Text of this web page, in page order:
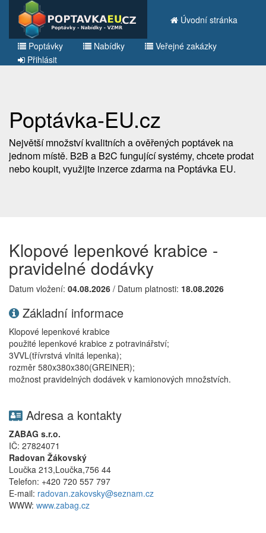
Úvodní stránka
Poptávky Nabídky
Veřejné zakázky
Přihlásit
Poptávka-EU.cz
Největší množství kvalitních a ověřených poptávek na
jednom místě. B2B a B2C fungující systémy, chcete prodat
nebo koupit, využijte inzerce zdarma na Poptávka EU.
Klopové lepenkové krabice -
pravidelné dodávky
Datum vložení: 04.08.2026 / Datum platnosti: 18.08.2026
Základní informace
Klopové lepenkové krabice
použité lepenkové krabice z potravinářství;
3VVL(třívrstvá vlnitá lepenka);
rozměr 580x380x380(GREINER);
možnost pravidelných dodávek v kamionových množstvích.
Adresa a kontakty
ZABAG s.r.o.
IČ: 27824071
Radovan Žákovský
Loučka 213,Loučka,756 44
Telefon: +420 720 557 797
E-mail: radovan.zakovsky@seznam.cz
WWW: www.zabag.cz